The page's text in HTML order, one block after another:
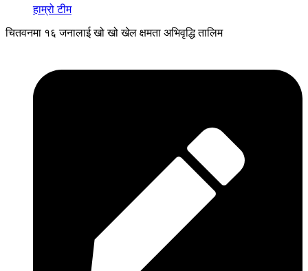
हाम्रो टीम
चितवनमा १६ जनालाई खो खो खेल क्षमता अभिवृद्धि तालिम